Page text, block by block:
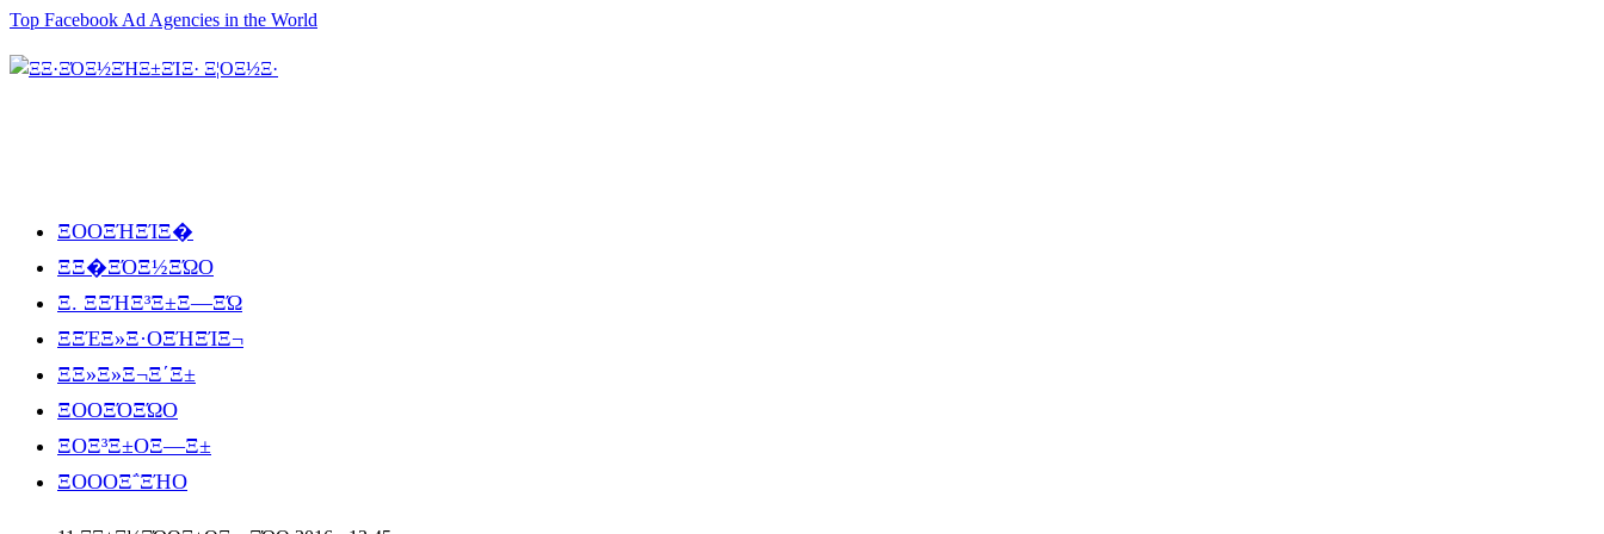
Top Facebook Ad Agencies in the World
ΞΟΟΞΉΞΊΞ�
ΞΞ�ΞΌΞ½ΞΏΟ
Ξ. ΞΞΉΞ³Ξ±Ξ―ΞΏ
ΞΞΈΞ»Ξ·ΟΞΉΞΊΞ¬
ΞΞ»Ξ»Ξ¬Ξ΄Ξ±
ΞΟΟΞΌΞΏΟ
ΞΟΞ³Ξ±ΟΞ―Ξ±
ΞΟΟΟΞ΅ΞΉΟ